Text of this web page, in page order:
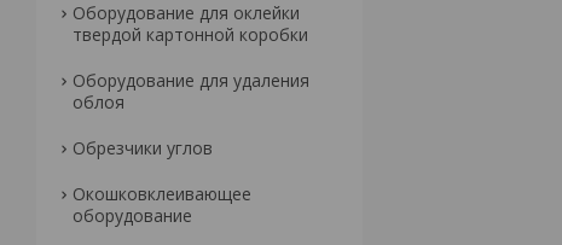
Оборудование для оклейки
твердой картонной коробки
Оборудование для удаления
облоя
Обрезчики углов
Окошковклеивающее
оборудование